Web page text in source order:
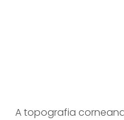
A topografia